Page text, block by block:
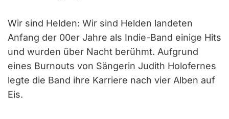
Wir sind Helden: Wir sind Helden landeten
Anfang der 00er Jahre als Indie-Band einige Hits
und wurden über Nacht berühmt. Aufgrund
eines Burnouts von Sängerin Judith Holofernes
legte die Band ihre Karriere nach vier Alben auf
Eis.